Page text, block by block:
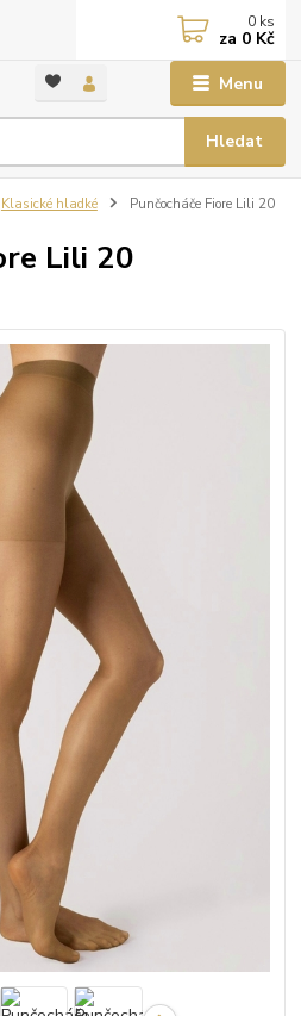
Menu
Hledat
0 ks
za 0 Kč
Klasické hladké Punčocháče Fiore Lili 20
Lili 20